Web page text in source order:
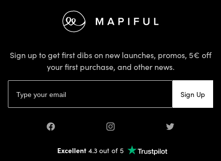
Sign up to get first dibs on new launches, promos, 5€ off
your first purchase, and other news.
Sign Up
Facebook Instagram Twitter
Excellent4.3 out of 5